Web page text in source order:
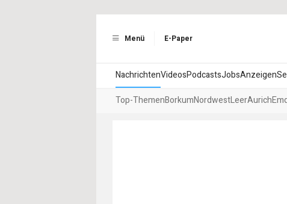
Menü E-Paper
NachrichtenVideosPodcastsJobsAnzeigen
Top-ThemenBorkumNordwestLeerAurich